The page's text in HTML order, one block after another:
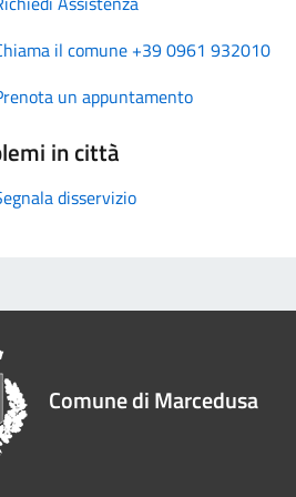
il comune +39 0961 932010
un appuntamento
in città
disservizio
Comune di Marcedusa